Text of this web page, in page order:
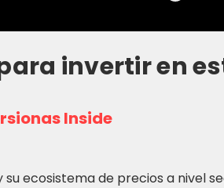
invertir en
Inside
ecosistema de precios a nivel